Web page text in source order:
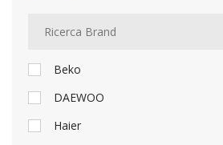
Beko
DAEWOO
Haier